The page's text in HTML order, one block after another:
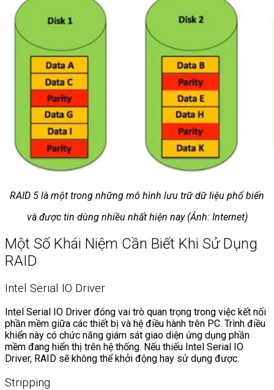
RAID 5 là một trong những mô hình lưu trữ dữ liệu phổ biến
và được tin dùng nhiều nhất hiện nay (Ảnh: Internet)
Một Số Khái Niệm Cần Biết Khi Sử Dụng
RAID
Intel Serial IO Driver
Intel Serial IO Driver đóng vai trò quan trọng trong việc kết nối
phần mềm giữa các thiết bị và hệ điều hành trên PC. Trình điều
khiển này có chức năng giám sát giao diện ứng dụng phần
mềm đang hiển thị trên hệ thống. Nếu thiếu Intel Serial IO
Driver, RAID sẽ không thể khởi động hay sử dụng được.
Stripping